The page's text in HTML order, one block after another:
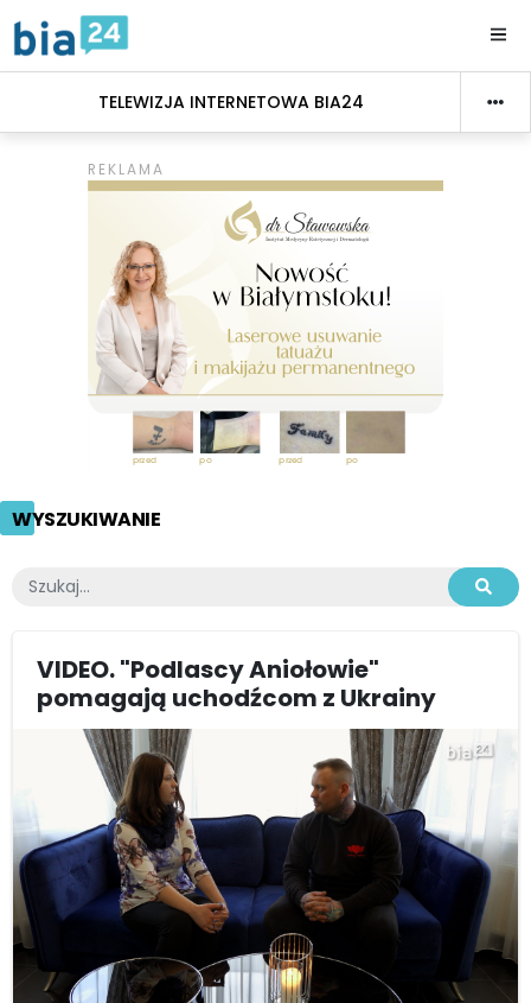
TELEWIZJA INTERNETOWA BIA24
WYSZUKIWANIE
VIDEO. "Podlascy Aniołowie"
pomagają uchodźcom z Ukrainy